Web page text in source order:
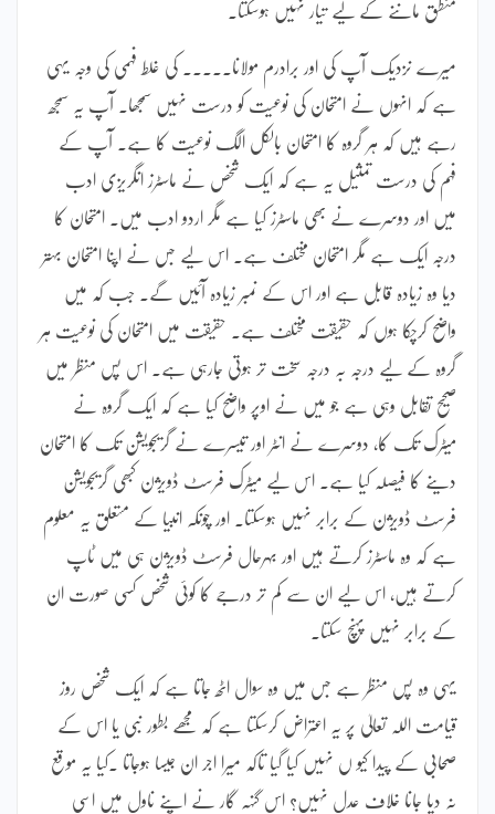
منطق ماننے کے لیے تیار نہیں ہوسکتا۔
میرے نزدیک آپ کی اور برادرم مولانا۔۔۔۔۔ کی غلط فہمی کی وجہ یہی
ہے کہ انہوں نے امتحان کی نوعیت کو درست نہیں سمجھا۔ آپ یہ سمجھ
رہے ہیں کہ ہر گروہ کا امتحان بالکل الگ نوعیت کا ہے۔ آپ کے
فہم کی درست تمثیل یہ ہے کہ ایک شخص نے ماسٹرز انگریزی ادب
میں اور دوسرے نے بھی ماسٹرز کیا ہے مگر اردو ادب میں۔ امتحان کا
درجہ ایک ہے مگر امتحان مختلف ہے۔ اس لیے جس نے اپنا امتحان بہتر
دیا وہ زیادہ قابل ہے اور اس کے نمبر زیادہ آئیں گے۔ جب کہ میں
واضح کرچکا ہوں کہ حقیقت مختلف ہے۔ حقیقت میں امتحان کی نوعیت ہر
گروہ کے لیے درجہ بہ درجہ سخت تر ہوتی جارہی ہے۔ اس پس منظر میں
صحیح تقابل وہی ہے جو میں نے اوپر واضح کیا ہے کہ ایک گروہ نے
میٹرک تک کا، دوسرے نے انٹر اور تیسرے نے گریجویشن تک کا امتحان
دینے کا فیصلہ کیا ہے۔ اس لیے میٹرک فرسٹ ڈویژن کبھی گریجویشن
فرسٹ ڈویژن کے برابر نہیں ہوسکتا۔ اور چونکہ انبیا کے متعلق یہ معلوم
ہے کہ وہ ماسٹرز کرتے ہیں اور بہرحال فرسٹ ڈویژن ہی میں ٹاپ
کرتے ہیں، اس لیے ان سے کم تر درجے کا کوئی شخص کسی صورت ان
کے برابر نہیں پہنچ سکتا۔
یہی وہ پس منظر ہے جس میں وہ سوال اٹھ جاتا ہے کہ ایک شخص روز
قیامت اللہ تعالیٰ پر یہ اعتراض کرسکتا ہے کہ مجھے بطور نبی یا اس کے
صحابی کے پیدا کیو ں نہیں کیا گیا تاکہ میرا اجر ان جیسا ہوجاتا ۔کیا یہ موقع
نہ دیا جانا خلاف عدل نہیں؟ اس گنہہ گار نے اپنے ناول میں اسی